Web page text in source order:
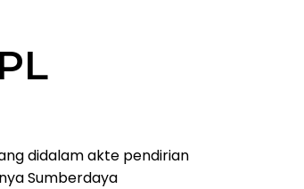
didalam akte pendirian
Sumberdaya